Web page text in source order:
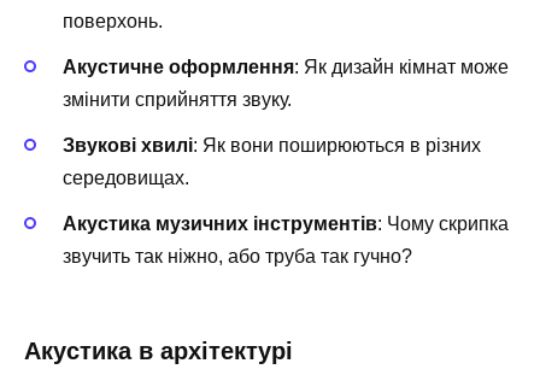
поверхонь.
Акустичне оформлення: Як дизайн кімнат може
змінити сприйняття звуку.
Звукові хвилі: Як вони поширюються в різних
середовищах.
Акустика музичних інструментів: Чому скрипка
звучить так ніжно, або труба так гучно?
Акустика в архітектурі